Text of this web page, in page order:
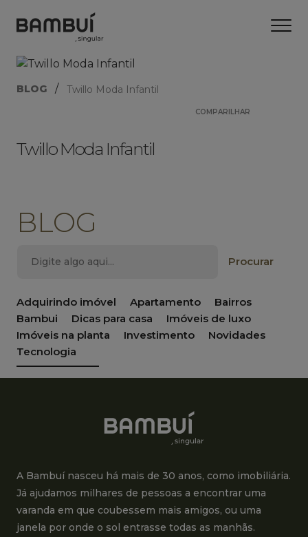
BLOG / Twillo Moda Infantil
COMPARILHAR
Twillo Moda Infantil
BLOG
Adquirindo imóvel Apartamento
Bairros
Bambui
Dicas para casa
Imóveis de luxo
Imóveis na planta
Investimento
Novidades
Tecnologia
A Bambuí nasceu há mais de 30 anos, como imobiliária.
Já ajudamos milhares de pessoas a encontrar uma
varanda em que coubessem mais amigos, ou uma
janela por onde o sol entrasse todas as manhãs.